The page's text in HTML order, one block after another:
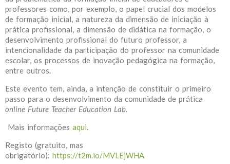
professores como, por exemplo, o papel crucial dos modelos
de formação inicial, a natureza da dimensão de iniciação à
prática profissional, a dimensão de didática na formação, o
desenvolvimento profissional do futuro professor, a
intencionalidade da participação do professor na comunidade
escolar, os processos de inovação pedagógica na formação,
entre outros.
Este evento tem, ainda, a intenção de constituir o primeiro
passo para o desenvolvimento da comunidade de prática
online Future Teacher Education Lab.
Mais informações aqui.
Registo (gratuito, mas
obrigatório): https://t2m.io/MVLEjWHA